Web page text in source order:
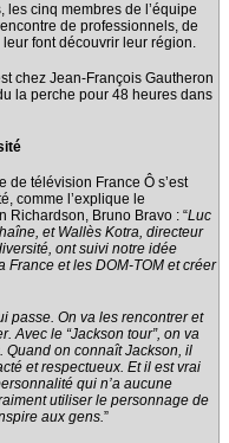
les cinq membres de l’équipe
de professionnels, de
font découvrir leur région.
chez Jean-François Gautheron
la perche pour 48 heures dans
télévision France Ô s’est
comme l’explique le
Richardson, Bruno Bravo : “Luc
et Wallès Kotra, directeur
ont suivi notre idée
France et les DOM-TOM et créer
passe. On va les rencontrer et
Avec le “Jackson tour”, on va
Quand on connaît Jackson, il
et respectueux. Et il est vrai
qui n’a aucune
utiliser le personnage de
aux gens.”